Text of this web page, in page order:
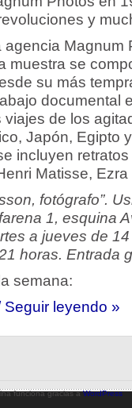
y
agencia Magnum
muestra se
su más
documental
de los
Japón, Egipto
incluyen
Matisse,
fotógrafo”.
1, esquina
a jueves de
horas. Entrada
semana:
Seguir leyendo »
funciona gracias aWordPress